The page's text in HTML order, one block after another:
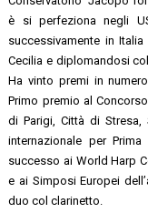
è si perfeziona negli
successivamente in Italia
Cecilia e diplomandosi
Ha vinto premi in
Primo premio al Concorso
di Parigi, Città di
internazionale per
successo ai World Harp
e ai Simposi Europei
duo col clarinetto.